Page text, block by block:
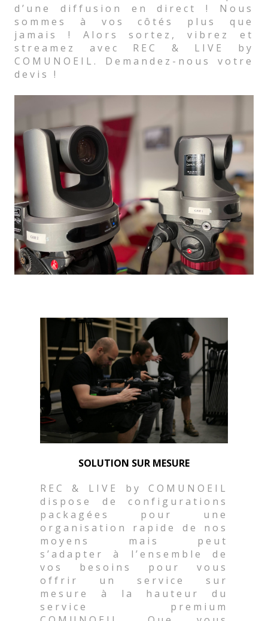
d’une diffusion en direct ! Nous
sommes à vos côtés plus que
jamais ! Alors sortez, vibrez et
streamez avec REC & LIVE by
COMUNOEIL. Demandez-nous votre
devis !
SOLUTION SUR MESURE
REC & LIVE by COMUNOEIL
dispose de configurations
packagées pour une
organisation rapide de nos
moyens mais peut
s’adapter à l’ensemble de
vos besoins pour vous
offrir un service sur
mesure à la hauteur du
service premium